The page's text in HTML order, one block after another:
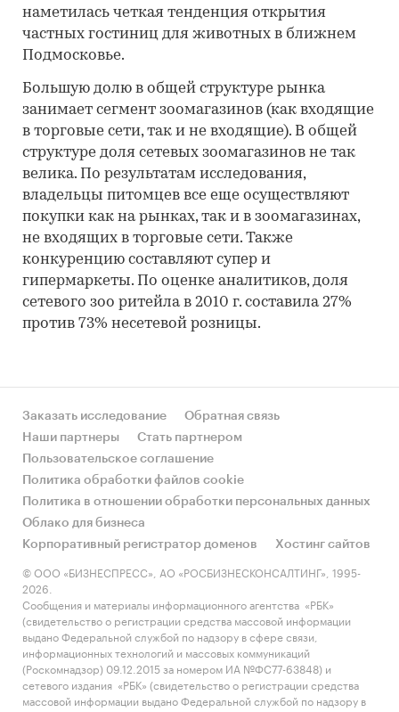
наметилась четкая тенденция открытия
частных гостиниц для животных в ближнем
Подмосковье.
Большую долю в общей структуре рынка
занимает сегмент зоомагазинов (как входящие
в торговые сети, так и не входящие). В общей
структуре доля сетевых зоомагазинов не так
велика. По результатам исследования,
владельцы питомцев все еще осуществляют
покупки как на рынках, так и в зоомагазинах,
не входящих в торговые сети. Также
конкуренцию составляют супер и
гипермаркеты. По оценке аналитиков, доля
сетевого зоо ритейла в 2010 г. составила 27%
против 73% несетевой розницы.
Заказать исследование
Обратная связь
Наши партнеры
Стать партнером
Пользовательское соглашение
Политика обработки файлов cookie
Политика в отношении обработки персональных данных
Облако для бизнеса
Корпоративный регистратор доменов
Хостинг сайтов
© ООО «БИЗНЕСПРЕСС», АО «РОСБИЗНЕСКОНСАЛТИНГ», 1995-
2026.
Сообщения и материалы информационного агентства «РБК»
(свидетельство о регистрации средства массовой информации
выдано Федеральной службой по надзору в сфере связи,
информационных технологий и массовых коммуникаций
(Роскомнадзор) 09.12.2015 за номером ИА №ФС77-63848) и
сетевого издания «РБК» (свидетельство о регистрации средства
массовой информации выдано Федеральной службой по надзору в